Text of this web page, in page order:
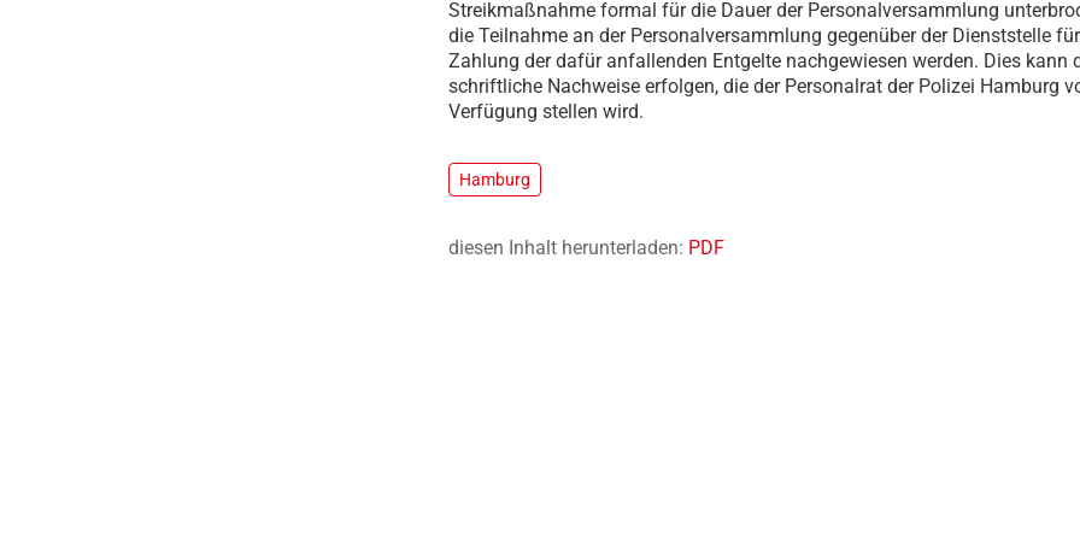
Streikmaßnahme formal für die Dauer der Personalversammlung
die Teilnahme an der Personalversammlung gegenüber der Dienststelle
Zahlung der dafür anfallenden Entgelte nachgewiesen werden. Dies kann
schriftliche Nachweise erfolgen, die der Personalrat der Polizei Hamburg
Verfügung stellen wird.
Hamburg
diesen Inhalt herunterladen: PDF